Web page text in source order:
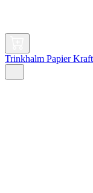
Trinkhalm Papier